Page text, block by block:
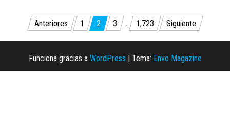
Paginación
de
entradas
Anteriores 1 2 3 … 1,723 Siguiente
Funciona gracias a WordPress | Tema: Envo Magazine